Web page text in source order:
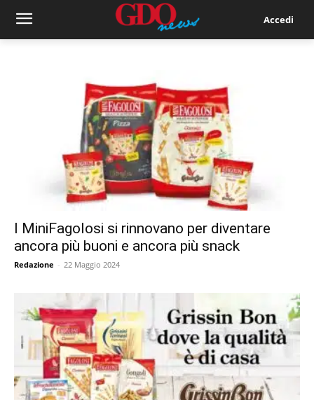
Accedi
I MiniFagolosi si rinnovano per diventare
ancora più buoni e ancora più snack
Redazione - 22 Maggio 2024